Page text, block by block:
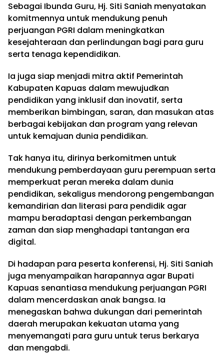
Sebagai Ibunda Guru, Hj. Siti Saniah menyatakan
komitmennya untuk mendukung penuh
perjuangan PGRI dalam meningkatkan
kesejahteraan dan perlindungan bagi para guru
serta tenaga kependidikan.
Ia juga siap menjadi mitra aktif Pemerintah
Kabupaten Kapuas dalam mewujudkan
pendidikan yang inklusif dan inovatif, serta
memberikan bimbingan, saran, dan masukan atas
berbagai kebijakan dan program yang relevan
untuk kemajuan dunia pendidikan.
Tak hanya itu, dirinya berkomitmen untuk
mendukung pemberdayaan guru perempuan serta
memperkuat peran mereka dalam dunia
pendidikan, sekaligus mendorong pengembangan
kemandirian dan literasi para pendidik agar
mampu beradaptasi dengan perkembangan
zaman dan siap menghadapi tantangan era
digital.
Di hadapan para peserta konferensi, Hj. Siti Saniah
juga menyampaikan harapannya agar Bupati
Kapuas senantiasa mendukung perjuangan PGRI
dalam mencerdaskan anak bangsa. Ia
menegaskan bahwa dukungan dari pemerintah
daerah merupakan kekuatan utama yang
menyemangati para guru untuk terus berkarya
dan mengabdi.